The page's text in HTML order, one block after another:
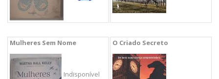
Mulheres Sem Nome
Indisponível
O Criado Secreto